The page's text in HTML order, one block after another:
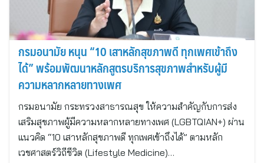
กรมอนามัย หนุน “10 เสาหลักสุขภาพดี ทุกเพศเข้าถึง
ได้” พร้อมพัฒนาหลักสูตรบริการสุขภาพสำหรับผู้มี
ความหลากหลายทางเพศ
กรมอนามัย กระทรวงสาธารณสุข ให้ความสำคัญกับการส่ง
เสริมสุขภาพผู้มีความหลากหลายทางเพศ (LGBTQIAN+) ผ่าน
แนวคิด “10 เสาหลักสุขภาพดี ทุกเพศเข้าถึงได้” ตามหลัก
เวชศาสตร์วิถีชีวิต (Lifestyle Medicine)…